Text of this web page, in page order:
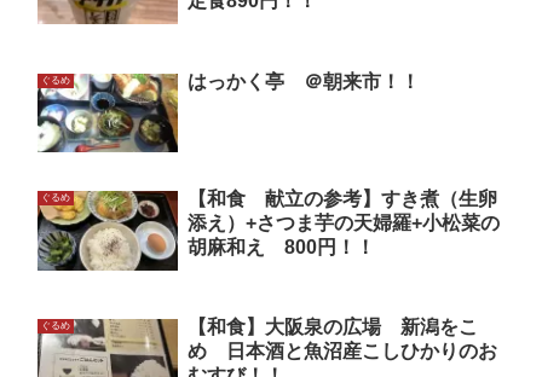
ぐるめ はっかく亭 ＠朝来市！！
ぐるめ
【和食 献立の参考】すき煮（生卵
添え）+さつま芋の天婦羅+小松菜の
胡麻和え 800円！！
ぐるめ
【和食】大阪泉の広場 新潟をこ
め 日本酒と魚沼産こしひかりのお